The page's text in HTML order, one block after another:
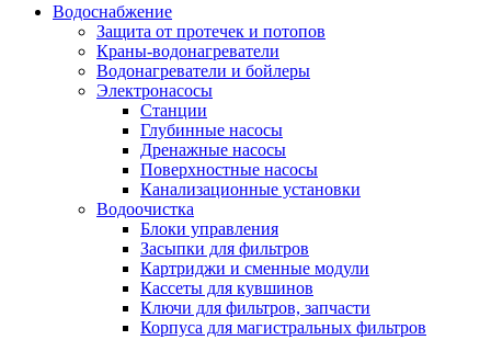
Строительные товары
Все для бани
Полезные статьи
Водоснабжение
Защита от протечек и потопов
Краны-водонагреватели
Водонагреватели и бойлеры
Электронасосы
Станции
Глубинные насосы
Дренажные насосы
Поверхностные насосы
Канализационные установки
Водоочистка
Блоки управления
Засыпки для фильтров
Картриджи и сменные модули
Кассеты для кувшинов
Ключи для фильтров, запчасти
Корпуса для магистральных фильтров